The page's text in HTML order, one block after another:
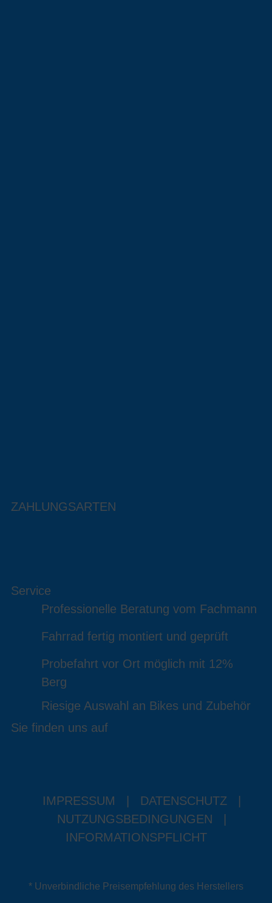
ZAHLUNGSARTEN
Service
Professionelle Beratung vom Fachmann
Fahrrad fertig montiert und geprüft
Probefahrt vor Ort möglich mit 12%
Berg
Riesige Auswahl an Bikes und Zubehör
Sie finden uns auf
IMPRESSUM DATENSCHUTZ
NUTZUNGSBEDINGUNGEN
INFORMATIONSPFLICHT
* Unverbindliche Preisempfehlung des Herstellers